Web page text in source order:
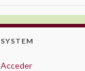
SYSTEM
Acceder